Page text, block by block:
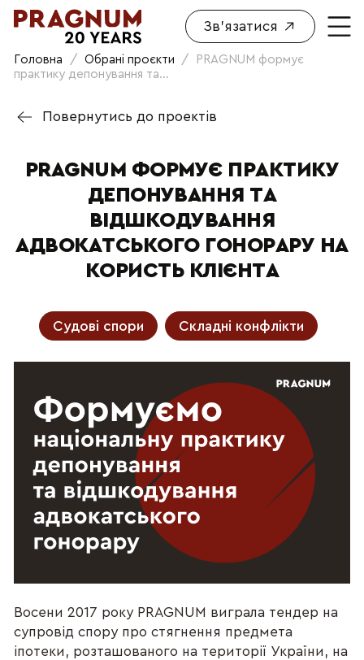
Зв'язатися
Головна / Обрані проєкти /
PRAGNUM формує
практику депонування та...
Повернутись до проектів
PRAGNUM ФОРМУЄ ПРАКТИКУ
ДЕПОНУВАННЯ ТА
ВІДШКОДУВАННЯ
АДВОКАТСЬКОГО ГОНОРАРУ НА
КОРИСТЬ КЛІЄНТА
Судові спори Складні конфлікти
Восени 2017 року PRAGNUM виграла тендер на
супровід спору про стягнення предмета
іпотеки, розташованого на території України, на